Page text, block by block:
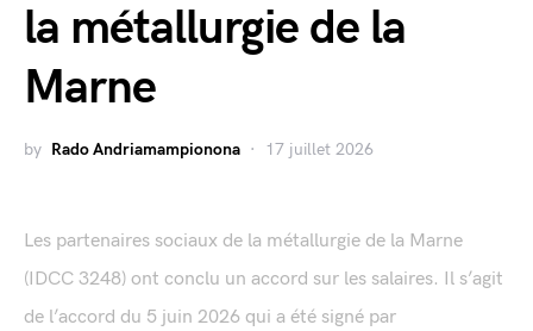
la métallurgie de la
Marne
by Rado Andriamampionona 17 juillet 2026
Les partenaires sociaux de la métallurgie de la Marne
(IDCC 3248) ont conclu un accord sur les salaires. Il s’agit
de l’accord du 5 juin 2026 qui a été signé par